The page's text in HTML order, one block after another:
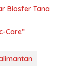
Biosfer Tana
Care”